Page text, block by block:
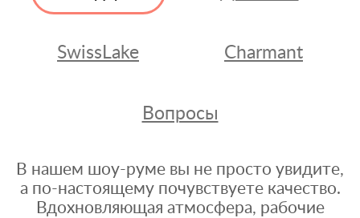
SwissLake Charmant
Вопросы
В нашем шоу-руме вы не просто увидите,
а по-настоящему почувствуете качество.
Вдохновляющая атмосфера, рабочие